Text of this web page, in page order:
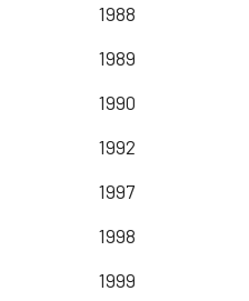
1988
1989
1990
1992
1997
1998
1999